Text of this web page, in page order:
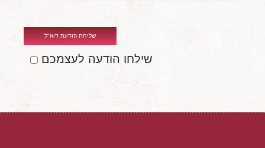
שליחת הודעת דוא"ל
שילחו הודעה לעצמכם